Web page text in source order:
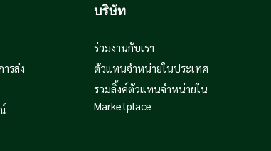
ารส่ง
บริษัท
ร่วมงานกับเรา
ตัวแทนจำหน่ายในประเทศ
รวมลิ้งค์ตัวแทนจำหน่ายใน
Marketplace